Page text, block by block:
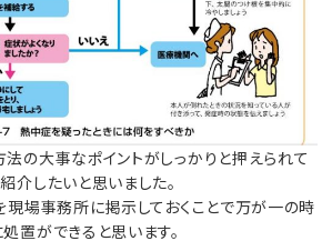
の大事なポイントがしっかりと押えられて
介したいと思いました。
現場事務所に掲示しておくことで万が一の時
置ができると思います。